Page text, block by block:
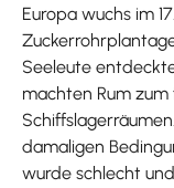
Europa wuchs im
Seeleute
machten Rum
damaligen
wurde schlecht